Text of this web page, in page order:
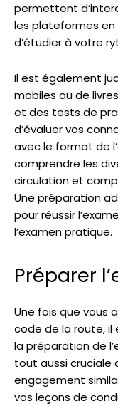
permettent
les plateformes en
d’étudier à votre
Il est également
mobiles ou de
et des tests de
d’évaluer vos
avec le format de
comprendre les
circulation et
Une préparation
pour réussir
l’examen pratique.
Préparer
Une fois que vous
code de la route,
la préparation de
tout aussi cruciale
engagement
vos leçons de